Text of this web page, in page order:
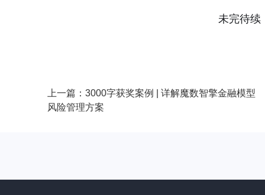
未完待续
上一篇：3000字获奖案例 | 详解魔数智擎金融模型
风险管理方案